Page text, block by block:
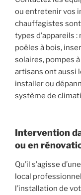
ou entretenir vos
chauffagistes
types d’appareils
poêles à bois,
solaires, pompes
artisans ont aussi
installer ou
système de
Intervention
ou en
Qu’il s’agisse
local
l’installation de